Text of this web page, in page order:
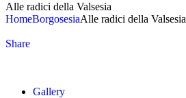
Alle radici della Valsesia
HomeBorgosesiaAlle radici della Valsesia
Share
Gallery